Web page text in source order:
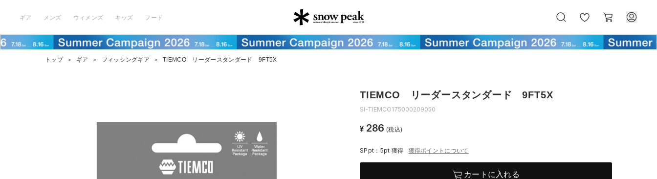
ギア メンズ ウィメンズ キッズ フード
気
に
ー
ト
トップ ＞ ギア ＞ フィッシングギア ＞ TIEMCO リーダースタンダード 9FT5X
TIEMCO リーダースタンダード 9FT5X
SI-TIEMCO175000209050
¥ 286 (税込)
SPpt：5pt 獲得 獲得ポイントについて
カートに入れる